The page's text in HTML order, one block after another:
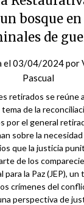
bosque en
de
el03/04/2024por
Pascual
retirados se reúne
de la
por el general
sobre la
que la justicia
de los
para la Paz (JEP),
crímenes del
perspectiva de